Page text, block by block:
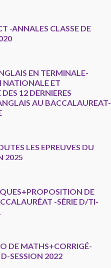
-ANNALES CLASSE DE
EN TERMINALE-
NATIONALE ET
12 DERNIERES
AU BACCALAUREAT-
LES EPREUVES DU
2025
DE
-SÉRIE D/TI-
DE MATHS+CORRIGÉ-
SESSION 2022